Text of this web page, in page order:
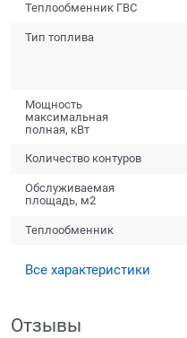
Теплообменник ГВС
Тип топлива
Мощность
максимальная
полная, кВт
Количество контуров
Обслуживаемая
площадь, м2
Теплообменник
Все характеристики
Отзывы